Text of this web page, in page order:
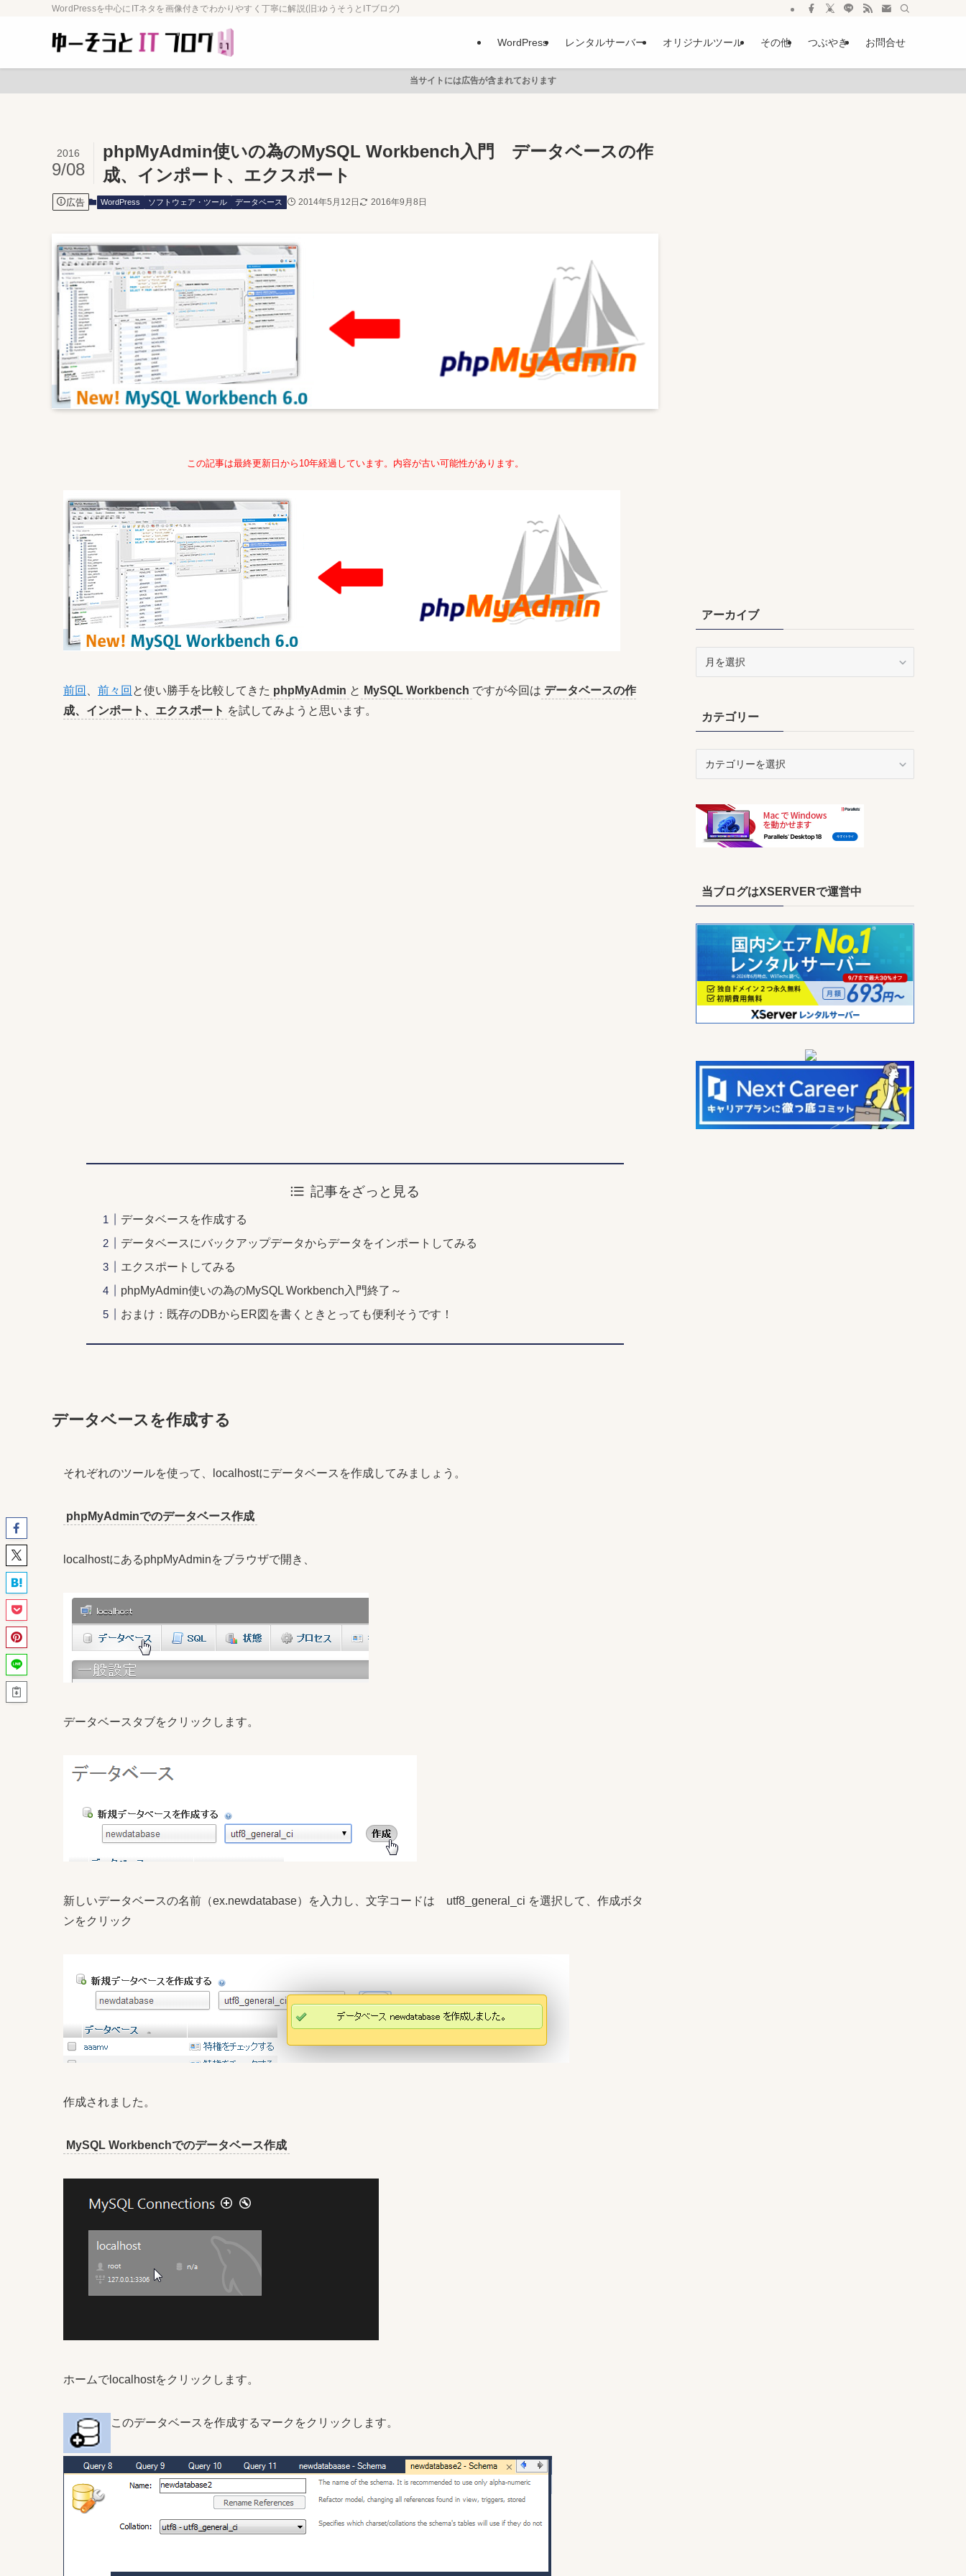
WordPressを中心にITネタを画像付きでわかりやすく丁寧に解説(旧:ゆうそうとITブログ)
WordPress レンタルサーバー オリジナルツール その他 つぶやき お問合せ
当サイトには広告が含まれております
phpMyAdmin使いの為のMySQL Workbench入門 データベースの作
成、インポート、エクスポート
2016
9/08
広告 WordPress ソフトウェア・ツール データベース 2014年5月12日 2016年9月8日
この記事は最終更新日から10年経過しています。内容が古い可能性があります。
前回 前々回 と使い勝手を比較してきた phpMyAdmin と MySQL Workbench ですが今回は データベースの作
成、インポート、エクスポート を試してみようと思います。
記事をざっと見る
データベースを作成する
データベースにバックアップデータからデータをインポートしてみる
エクスポートしてみる
phpMyAdmin使いの為のMySQL Workbench入門終了～
おまけ：既存のDBからER図を書くときとっても便利そうです！
データベースを作成する
それぞれのツールを使って、localhostにデータベースを作成してみましょう。
phpMyAdminでのデータベース作成
localhostにあるphpMyAdminをブラウザで開き、
データベースタブをクリックします。
新しいデータベースの名前（ex.newdatabase）を入力し、文字コードは utf8_general_ci を選択して、作成ボタ
ンをクリック
作成されました。
MySQL Workbenchでのデータベース作成
ホームでlocalhostをクリックします。
このデータベースを作成するマークをクリックします。
アーカイブ
ブカテゴリー
リ
当ブログはXSERVERで運営中